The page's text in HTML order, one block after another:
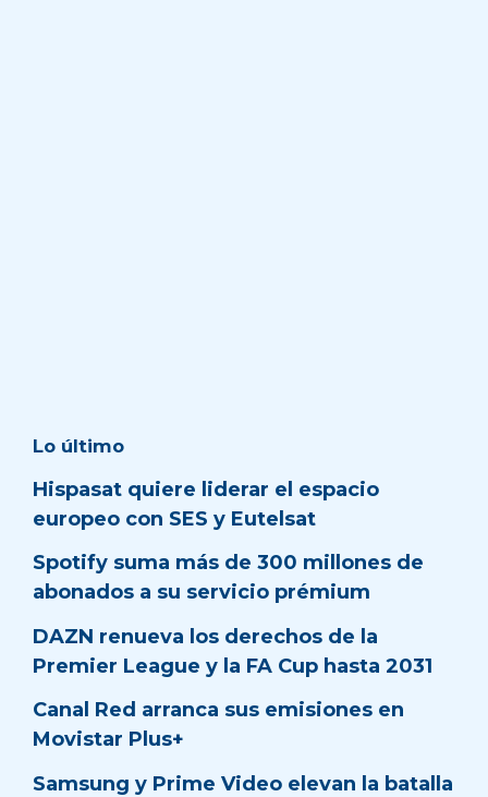
Lo último
Hispasat quiere liderar el espacio
europeo con SES y Eutelsat
Spotify suma más de 300 millones de
abonados a su servicio prémium
DAZN renueva los derechos de la
Premier League y la FA Cup hasta 2031
Canal Red arranca sus emisiones en
Movistar Plus+
Samsung y Prime Video elevan la batalla